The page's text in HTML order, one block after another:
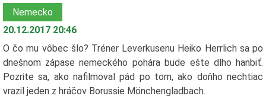
Nemecko
20.12.2017 20:46
O čo mu vôbec šlo? Tréner Leverkusenu Heiko Herrlich sa po
dnešnom zápase nemeckého pohára bude ešte dlho hanbiť.
Pozrite sa, ako nafilmoval pád po tom, ako doňho nechtiac
vrazil jeden z hráčov Borussie Mönchengladbach.